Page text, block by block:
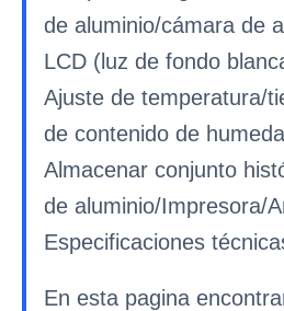
de aluminio/cámara de
LCD (luz de fondo
Ajuste de temperatura/
de contenido de
Almacenar conjunto
de aluminio/Impresora/
Especificaciones
En esta pagina